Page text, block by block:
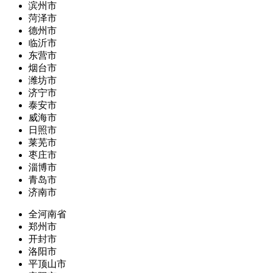
滨州市
菏泽市
德州市
临沂市
东营市
烟台市
潍坊市
济宁市
泰安市
威海市
日照市
莱芜市
枣庄市
淄博市
青岛市
济南市
全河南省
郑州市
开封市
洛阳市
平顶山市